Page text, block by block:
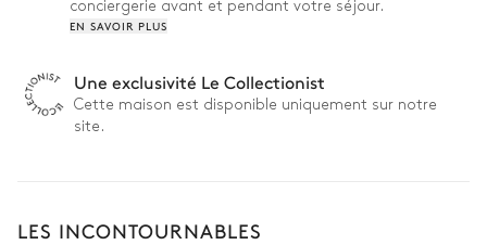
journée, la salle de massage vous ouvre ses portes pour un
moment de pure détente. Passez ensuite votre soirée en
tribu.
conciergerie avant et pendant votre séjour.
EN SAVOIR PLUS
Une exclusivité Le Collectionist
Cette maison est disponible uniquement sur notre
site.
LES INCONTOURNABLES